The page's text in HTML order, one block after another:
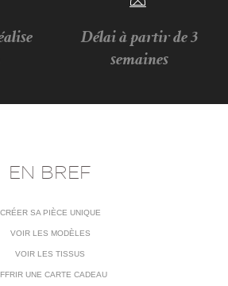
Délai à partir de 3
semaines
EN BREF
CRÉER SA PIÈCE UNIQUE
VOIR LES MODÈLES
VOIR LES TISSUS
UNE CARTE CADEAU